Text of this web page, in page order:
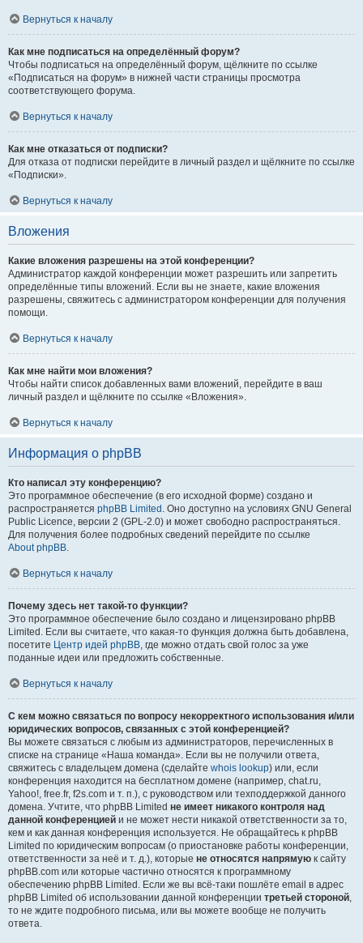
Вернуться к началу
Как мне подписаться на определённый форум?
Чтобы подписаться на определённый форум, щёлкните по ссылке
«Подписаться на форум» в нижней части страницы просмотра
соответствующего форума.
Вернуться к началу
Как мне отказаться от подписки?
Для отказа от подписки перейдите в личный раздел и щёлкните по ссылке
«Подписки».
Вернуться к началу
Вложения
Какие вложения разрешены на этой конференции?
Администратор каждой конференции может разрешить или запретить
определённые типы вложений. Если вы не знаете, какие вложения
разрешены, свяжитесь с администратором конференции для получения
помощи.
Вернуться к началу
Как мне найти мои вложения?
Чтобы найти список добавленных вами вложений, перейдите в ваш
личный раздел и щёлкните по ссылке «Вложения».
Вернуться к началу
Информация о phpBB
Кто написал эту конференцию?
Это программное обеспечение (в его исходной форме) создано и
распространяется phpBB Limited . Оно доступно на условиях GNU General
Public Licence, версии 2 (GPL-2.0) и может свободно распространяться.
Для получения более подробных сведений перейдите по ссылке
About phpBB.
Вернуться к началу
Почему здесь нет такой-то функции?
Это программное обеспечение было создано и лицензировано phpBB
Limited. Если вы считаете, что какая-то функция должна быть добавлена,
посетите Центр идей phpBB, где можно отдать свой голос за уже
поданные идеи или предложить собственные.
Вернуться к началу
С кем можно связаться по вопросу некорректного использования и/или
юридических вопросов, связанных с этой конференцией?
Вы можете связаться с любым из администраторов, перечисленных в
списке на странице «Наша команда». Если вы не получили ответа,
свяжитесь с владельцем домена (сделайте whois lookup) или, если
конференция находится на бесплатном домене (например, chat.ru,
Yahoo!, free.fr, f2s.com и т. п.), с руководством или техподдержкой данного
домена. Учтите, что phpBB Limited не имеет никакого контроля над
данной конференцией и не может нести никакой ответственности за то,
кем и как данная конференция используется. Не обращайтесь к phpBB
Limited по юридическим вопросам (о приостановке работы конференции,
ответственности за неё и т. д.), которые не относятся напрямую к сайту
phpBB.com или которые частично относятся к программному
обеспечению phpBB Limited. Если же вы всё-таки пошлёте email в адрес
phpBB Limited об использовании данной конференции третьей стороной,
то не ждите подробного письма, или вы можете вообще не получить
ответа.